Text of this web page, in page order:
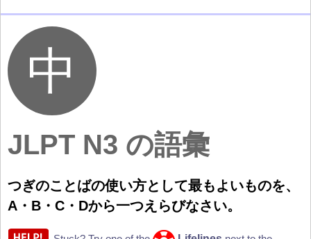
JLPT N3 の語彙
つぎのことばの使い方として最もよいものを、
A・B・C・Dから一つえらびなさい。